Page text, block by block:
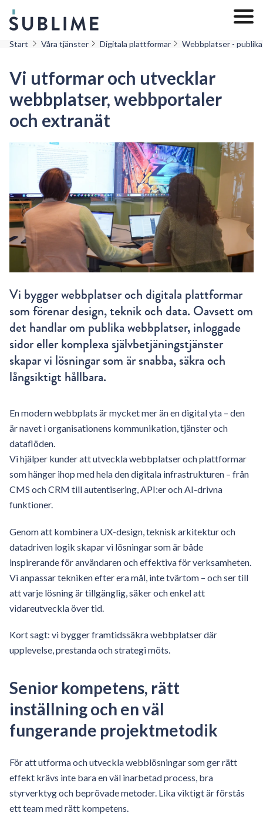
Start Våra tjänster Digitala plattformar Webbplatser -
Vi utformar och utvecklar
webbplatser, webbportaler
och extranät
Vi bygger webbplatser och digitala plattformar
som förenar design, teknik och data. Oavsett om
det handlar om publika webbplatser, inloggade
sidor eller komplexa självbetjäningstjänster
skapar vi lösningar som är snabba, säkra och
långsiktigt hållbara.
En modern webbplats är mycket mer än en digital yta – den
är navet i organisationens kommunikation, tjänster och
dataflöden.
Vi hjälper kunder att utveckla webbplatser och plattformar
som hänger ihop med hela den digitala infrastrukturen – från
CMS och CRM till autentisering, API:er och AI-drivna
funktioner.
Genom att kombinera UX-design, teknisk arkitektur och
datadriven logik skapar vi lösningar som är både
inspirerande för användaren och effektiva för verksamheten.
Vi anpassar tekniken efter era mål, inte tvärtom – och ser till
att varje lösning är tillgänglig, säker och enkel att
vidareutveckla över tid.
Kort sagt: vi bygger framtidssäkra webbplatser där
upplevelse, prestanda och strategi möts.
Senior kompetens, rätt
inställning och en väl
fungerande projektmetodik
För att utforma och utveckla webblösningar som ger rätt
effekt krävs inte bara en väl inarbetad process, bra
styrverktyg och beprövade metoder. Lika viktigt är förstås
ett team med rätt kompetens.